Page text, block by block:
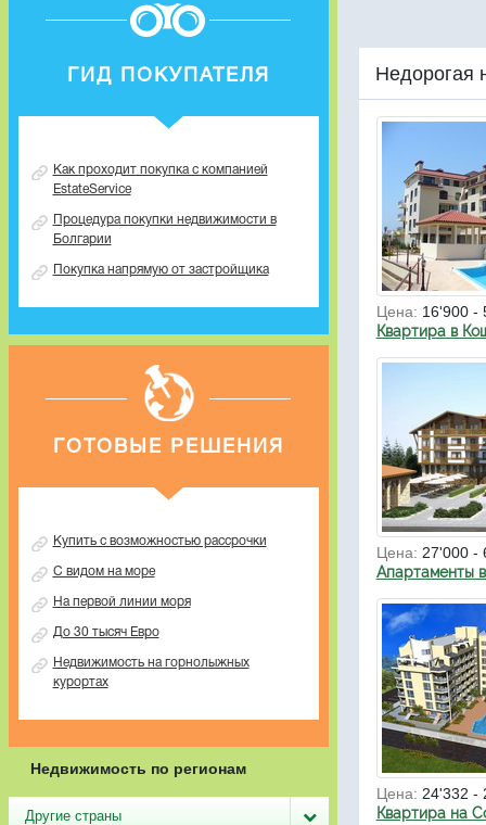
ГИД ПОКУПАТЕЛЯ
Как проходит покупка с компанией
EstateService
Процедура покупки недвижимости в
Болгарии
Покупка напрямую от застройщика
ГОТОВЫЕ РЕШЕНИЯ
Купить с возможностью рассрочки
С видом на море
На первой линии моря
До 30 тысяч Евро
Недвижимость на горнолыжных
курортах
Недвижимость по регионам
Другие страны
Недорогая
Цена: 16'900 -
Квартира в
Цена: 27'000 -
Апартаменты
Цена: 24'332 -
Квартира на